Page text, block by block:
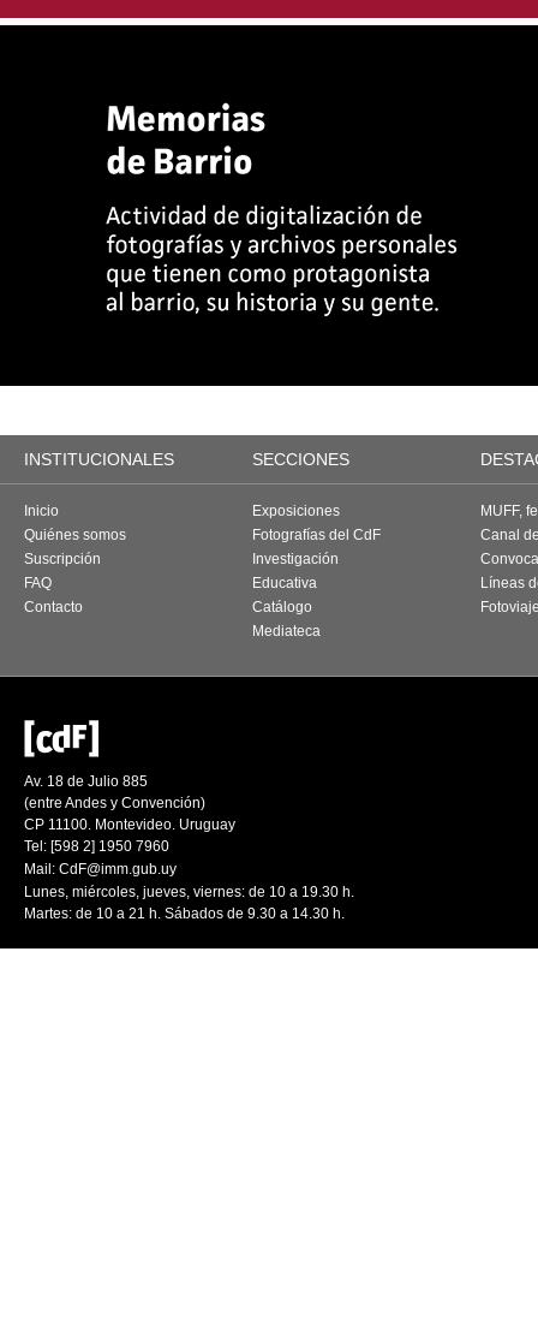
INSTITUCIONALES SECCIONES
Inicio
Quiénes somos
Suscripción
FAQ
Contacto
Exposiciones
Fotografías del CdF
Investigación
Educativa
Catálogo
Mediateca
MUFF,
Canal
Líneas
Av. 18 de Julio 885
(entre Andes y Convención)
CP 11100. Montevideo. Uruguay
Tel: [598 2] 1950 7960
Mail: CdF@imm.gub.uy
Lunes, miércoles, jueves, viernes: de 10 a 19.30 h.
Martes: de 10 a 21 h. Sábados de 9.30 a 14.30 h.